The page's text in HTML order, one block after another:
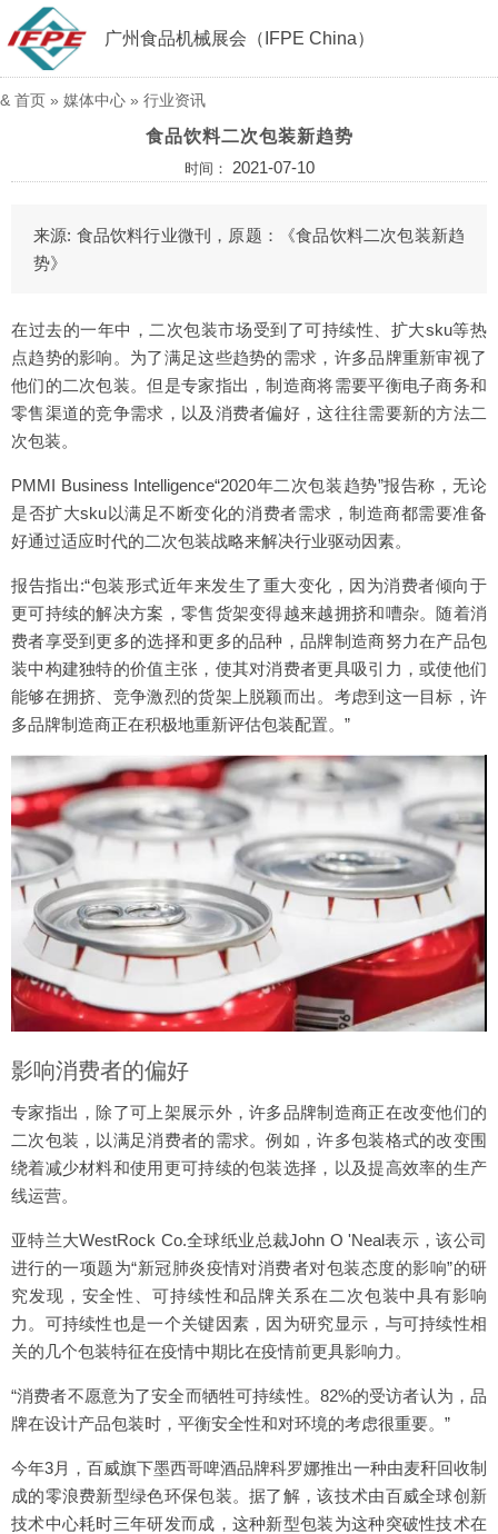
广州食品机械展会（IFPE China）
& 首页 » 媒体中心 » 行业资讯
食品饮料二次包装新趋势
时间： 2021-07-10
来源: 食品饮料行业微刊，原题：《食品饮料二次包装新趋
势》
在过去的一年中，二次包装市场受到了可持续性、扩大sku等热
点趋势的影响。为了满足这些趋势的需求，许多品牌重新审视了
他们的二次包装。但是专家指出，制造商将需要平衡电子商务和
零售渠道的竞争需求，以及消费者偏好，这往往需要新的方法二
次包装。
PMMI Business Intelligence“2020年二次包装趋势”报告称，无论
是否扩大sku以满足不断变化的消费者需求，制造商都需要准备
好通过适应时代的二次包装战略来解决行业驱动因素。
报告指出:“包装形式近年来发生了重大变化，因为消费者倾向于
更可持续的解决方案，零售货架变得越来越拥挤和嘈杂。随着消
费者享受到更多的选择和更多的品种，品牌制造商努力在产品包
装中构建独特的价值主张，使其对消费者更具吸引力，或使他们
能够在拥挤、竞争激烈的货架上脱颖而出。考虑到这一目标，许
多品牌制造商正在积极地重新评估包装配置。”
影响消费者的偏好
专家指出，除了可上架展示外，许多品牌制造商正在改变他们的
二次包装，以满足消费者的需求。例如，许多包装格式的改变围
绕着减少材料和使用更可持续的包装选择，以及提高效率的生产
线运营。
亚特兰大WestRock Co.全球纸业总裁John O 'Neal表示，该公司
进行的一项题为“新冠肺炎疫情对消费者对包装态度的影响”的研
究发现，安全性、可持续性和品牌关系在二次包装中具有影响
力。可持续性也是一个关键因素，因为研究显示，与可持续性相
关的几个包装特征在疫情中期比在疫情前更具影响力。
“消费者不愿意为了安全而牺牲可持续性。82%的受访者认为，品
牌在设计产品包装时，平衡安全性和对环境的考虑很重要。”
今年3月，百威旗下墨西哥啤酒品牌科罗娜推出一种由麦秆回收制
成的零浪费新型绿色环保包装。据了解，该技术由百威全球创新
技术中心耗时三年研发而成，这种新型包装为这种突破性技术在